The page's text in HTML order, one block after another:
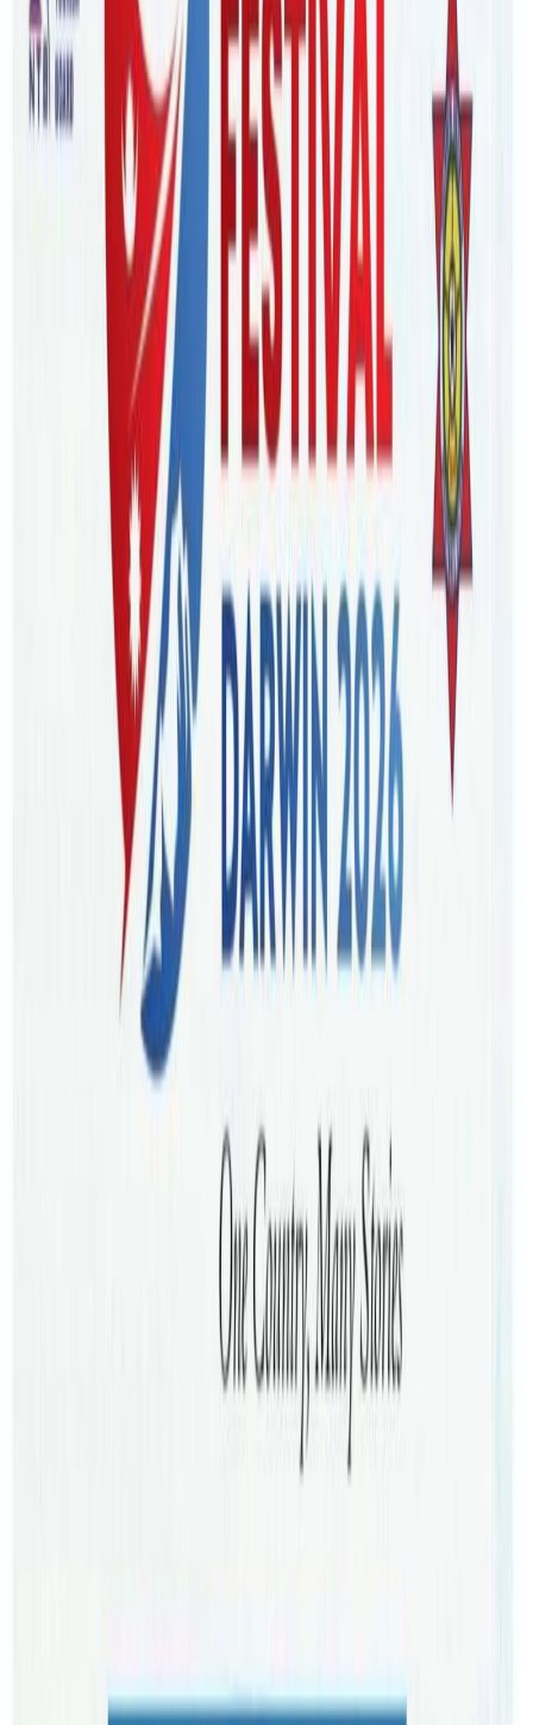
ब्रिजवेन/भर्खरै अष्ट्रेलिया आएका विद्यार्थीलाई कोठा भाडामा दिने भन्दै
पैसा ठगी गरेको भेटिएको छ । फेसबुक ग्रुपमा कोठा खाली छ भन्दै
विज्ञापन राख्ने, बोण्ड र भाडा बापतको पैसा पनि लिने तर कोठा चाहि
नदिई ठगी गरेको भेटिएको हो । यो खबर सिड्नीको हो ।
नेपालट्युबको सम्पर्कमा आएका १४ विद्यार्थीले आफुहरुलाई एउटै
व्यक्तिले उहि कोठा देखाएर ठगी गरेको गुनासो गरेका छन् ।
कोठाका लागि ती विद्यार्थीहरुले ६ सय ४० डलरदेखि ३ हजार ९ सय
२० डलरसम्म पैसा दिएका छन् । १४ जनौ विद्यार्थीहरु भर्खरै सिड्नी
आएर कोठा खोजिरहेका व्यक्तिहरु हुन् । १४ जनाको १९ हजार डलर
ठगी भएको छ । उनीहरुले दुइ जनामध्ये बाकीले बैंकमार्फत पैसा
ट्रान्सफर गरेको देखिन्छ । बैना तिरेको कोठा नपाएपछि उनीहरु कहाँ
बस्ने भन्ने समस्यामा छन् । नेपालबाट ल्याएको पैसा कोठामा फसेपछि
उनीहरु तनावमा रहेको नेपालट्युबलाई बताएका छन् ।
कोठा भाडामा दिने भन्दै पैसा उठाउने ती नेपाली युवक समेत
नेपालट्युबको सम्पर्कमा आएका छन् । पीडितसंगको भिडियो
कन्फ्रेन्समा उनले आफु क्रिप्टो करेन्सीको कारोबारमा फसेकाले पैसाको
आवश्यकता भएर यस्तो गर्नुपरेको स्विकारेका छन् । नेपालट्युबका
प्रतिनिधी समेत उपस्थित भिडियो च्याटमा उनले गल्ती स्विकारी सबैसंग
माफी मागेका छन् । उनले भर्खरै काम पाएकाले हरेक १५ दिनमा एक
जनाको पैसा फिर्ता गर्ने सहमति समेत जनाएका छन् । सहमति अनुसार
पिडितसंग भेटेर ती युवाले पैसा उक्त व्यहोराको सहमति पत्रमा हस्ताक्षर
समेत गरेका छन् । नेपालट्युबलाई प्राप्त उक्त सहमतिमा १४ जना
पीडितहरुले आफुले तिरेको पैसासहित हस्ताक्षर समेत गरेका छन् ।